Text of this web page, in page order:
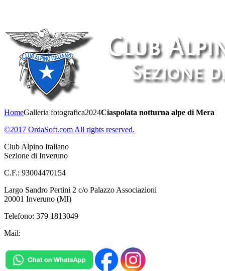
HomeGalleria fotografica2024Ciaspolata notturna alpe di Mera
©2017 OrdaSoft.com All rights reserved.
Club Alpino Italiano
Sezione di Inveruno
C.F.: 93004470154
Largo Sandro Pertini 2 c/o Palazzo Associazioni
20001 Inveruno (MI)
Telefono: 379 1813049
Mail: